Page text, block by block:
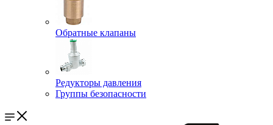
Обратные клапаны
Редукторы давления
Группы безопасности